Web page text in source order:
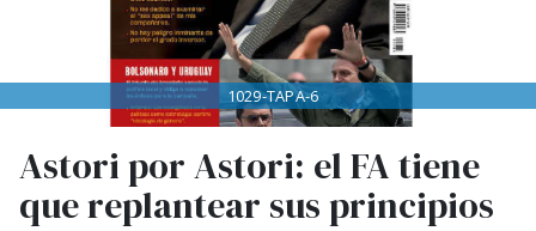
Astori por Astori: el FA tiene
que replantear sus principios
1029-TAPA-6